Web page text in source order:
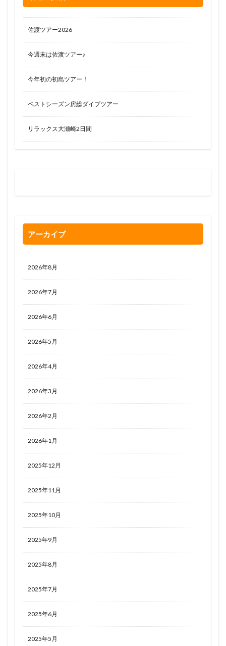
佐渡ツアー2026
今週末は佐渡ツアー♪
今年初の初島ツアー！
ベストシーズン房総ダイブツアー
リラックス大瀬崎2日間
アーカイブ
2026年8月
2026年7月
2026年6月
2026年5月
2026年4月
2026年3月
2026年2月
2026年1月
2025年12月
2025年11月
2025年10月
2025年9月
2025年8月
2025年7月
2025年6月
2025年5月